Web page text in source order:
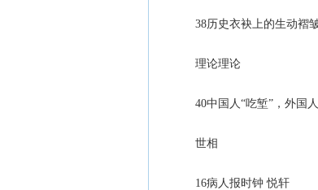
38历史衣袂上的生动褶
理论理论
40中国人“吃堑”，外国
世相
16病人报时钟 悦轩